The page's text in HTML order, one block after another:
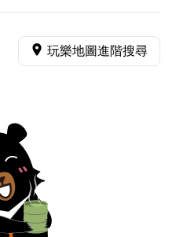
玩樂地圖進階搜尋